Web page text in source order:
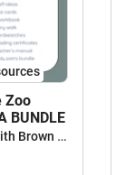
Zoo
BUNDLE
Read and Rhyme with Brown Owl